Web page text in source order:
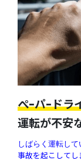
ぺｰパｰドラ
運転が不安
しばらく運転して
事故を起こして